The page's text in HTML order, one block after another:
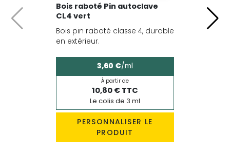
Bois raboté Pin autoclave
CL4 vert
Bois pin raboté classe 4, durable
en extérieur.
3,60 €/ml
À partir de
10,80 € TTC
Le colis de 3 ml
PERSONNALISER LE
PRODUIT
Précédent